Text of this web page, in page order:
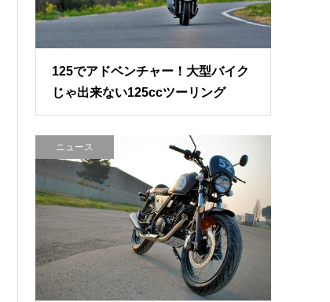
125でアドベンチャー！大型バイク
じゃ出来ない125ccツーリング
ニュース